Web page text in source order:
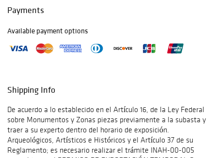
Payments
Available payment options
Shipping Info
De acuerdo a lo establecido en el Artículo 16, de la Ley Federal
sobre Monumentos y Zonas piezas previamente a la subasta y
traer a su experto dentro del horario de exposición.
Arqueológicos, Artísticos e Históricos y el Artículo 37 de su
Reglamento; es necesario realizar el trámite INAH-00-005